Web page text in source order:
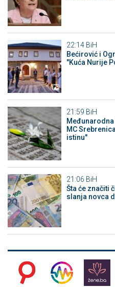
22:14 BiH
Bećirović i
"Kuća Nurije
21:59 BiH
MC
istinu"
21:06 BiH
Šta će značiti
slanja novca